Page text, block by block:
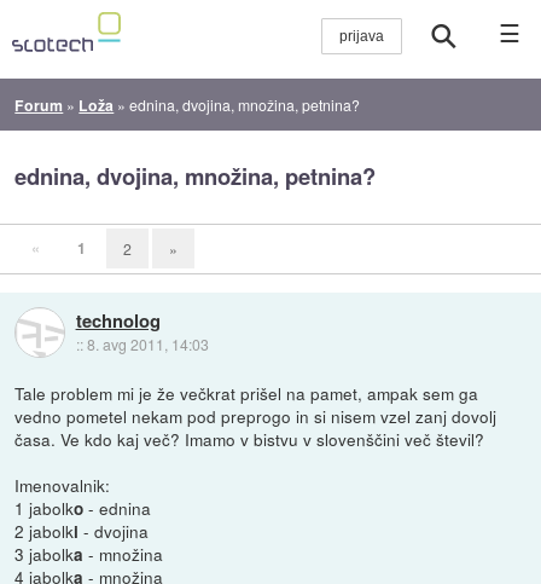
☰
Forum » Loža »ednina, dvojina, množina, petnina?
ednina, dvojina, množina, petnina?
« 1 2 »
technolog
::8. avg 2011, 14:03
Tale problem mi je že večkrat prišel na pamet, ampak sem ga
vedno pometel nekam pod preprogo in si nisem vzel zanj dovolj
časa. Ve kdo kaj več? Imamo v bistvu v slovenščini več števil?
Imenovalnik:
1 jabolko - ednina
2 jabolki - dvojina
3 jabolka - množina
4 jabolka - množina